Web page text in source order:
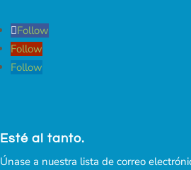
Follow
Follow
Follow
Esté al tanto.
Únase a nuestra lista de correo